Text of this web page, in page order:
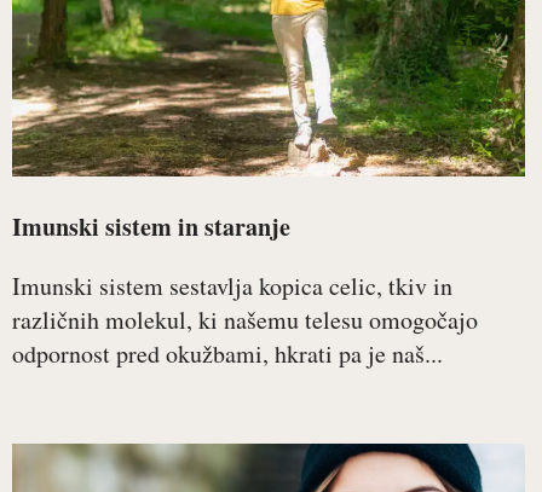
Imunski sistem in staranje
Imunski sistem sestavlja kopica celic, tkiv in
različnih molekul, ki našemu telesu omogočajo
odpornost pred okužbami, hkrati pa je naš...